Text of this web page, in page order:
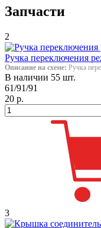
Запчасти
2
Ручка переключения
Описание на схеме: Ручка
В наличии 55 шт.
61/91/91
20 р.
3